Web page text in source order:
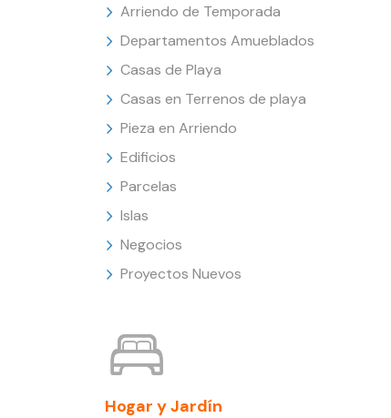
Arriendo de Temporada
Departamentos Amueblados
Casas de Playa
Casas en Terrenos de playa
Pieza en Arriendo
Edificios
Parcelas
Islas
Negocios
Proyectos Nuevos
Hogar y Jardín